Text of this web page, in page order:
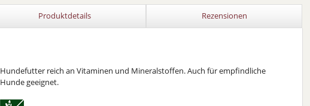
Produktdetails Rezensionen
Hundefutter reich an Vitaminen und Mineralstoffen. Auch für empfindliche
Hunde geeignet.